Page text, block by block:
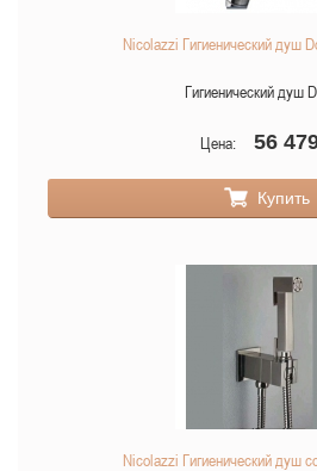
Nicolazzi Гигиенический душ
Гигиенический душ
Цена: 56
Купить
Nicolazzi Гигиенический душ